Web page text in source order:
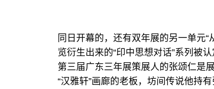
同日开幕的，还有双年展的另一单元
览衍生出来的“印中思想对话”系列被
第三届广东三年展策展人的张颂仁是
“汉雅轩”画廊的老板，坊间传说他持有